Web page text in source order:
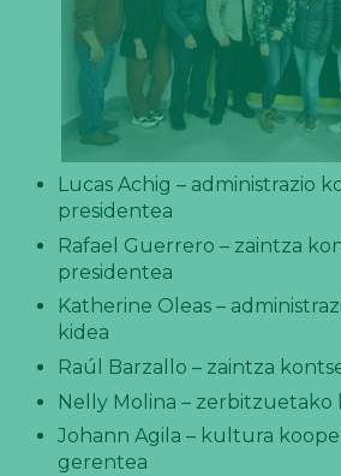
Lucas Achig – administrazio
presidentea
Rafael Guerrero – zaintza
presidentea
Katherine Oleas –
kidea
Raúl Barzallo – zaintza
Nelly Molina – zerbitzuetako
Johann Agila – kultura
gerentea